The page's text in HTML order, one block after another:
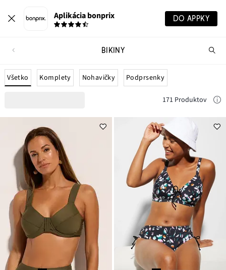
Aplikácia bonprix DO APPKY
BIKINY
Všetko Komplety Nohavičky Podprsenky
171 Produktov